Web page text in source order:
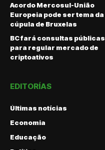
Acordo Mercosul-União
Europeia pode ser tema da
cúpula de Bruxelas
BC fará consultas públicas
para regular mercado de
criptoativos
EDITORÍAS
Últimas notícias
Economia
Educação